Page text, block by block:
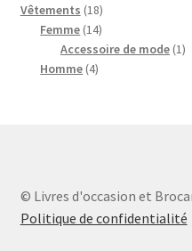
Vêtements 1818
produits
Femme 1414
produits
Accessoire de mode 11
Homme 44
© Livres d'occasion et
Politique de confidentialité